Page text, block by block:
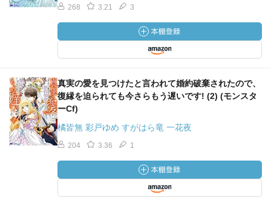
268 3.21 3
真実の愛を見つけたと言われて婚約破棄されたので、
復縁を迫られても今さらもう遅いです! (2) (モンスタ
ーCf)
橘皆無 彩戸ゆめ すがはら竜 一花夜
204 3.36 1